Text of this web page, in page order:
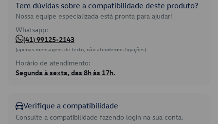
Tem dúvidas sobre a compatibilidade deste produto?
Nossa equipe especializada está pronta para ajudar!
Whatsapp:
(41) 99125-2143
(apenas mensagens de texto, não atendemos ligações)
Horário de atendimento:
Segunda à sexta, das 8h às 17h.
Verifique a compatibilidade
Consulte a compatibilidade fazendo login na sua conta.